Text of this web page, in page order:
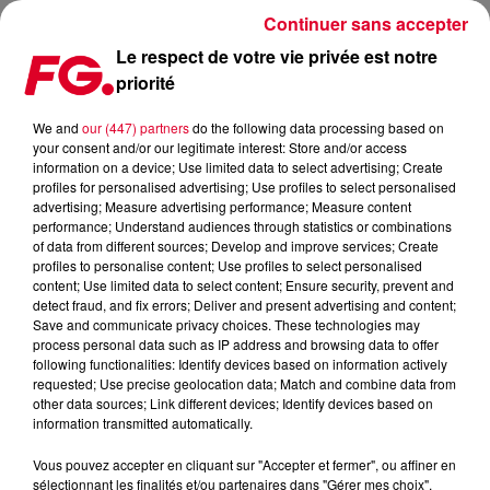
LA MUSIC STORY DU JOUR : C'EST À VOUS DE LE DÉCOUVRIR
Publié : 4 février 2020 à 12h03 par Christophe HUBERT
Le respect de votre vie privée est notre
priorité
We and our (447) partnersdo the following data processing based on
your consent and/or our legitimate interest: Store and/or access
information on a device; Use limited data to select advertising; Create
profiles for personalised advertising; Use profiles to select personalised
advertising; Measure advertising performance; Measure content
performance; Understand audiences through statistics or combinations
of data from different sources; Develop and improve services; Create
profiles to personalise content; Use profiles to select personalised
content; Use limited data to select content; Ensure security, prevent and
detect fraud, and fix errors; Deliver and present advertising and content;
Save and communicate privacy choices. These technologies may
process personal data such as IP address and browsing data to offer
following functionalities: Identify devices based on information actively
requested; Use precise geolocation data; Match and combine data from
other data sources; Link different devices; Identify devices based on
information transmitted automatically.
Vous pouvez accepter en cliquant sur "Accepter et fermer", ou affiner en
sélectionnant les finalités et/ou partenaires dans "Gérer mes choix".
Continuer sans accepter